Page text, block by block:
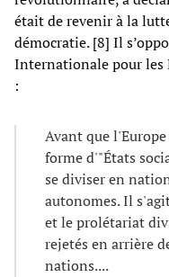
était de revenir à la
démocratie. [8] Il
Internationale pour les
:
Avant que
forme d'"États
se diviser en
autonomes. Il
et le prolétariat
rejetés en arrière
nations....